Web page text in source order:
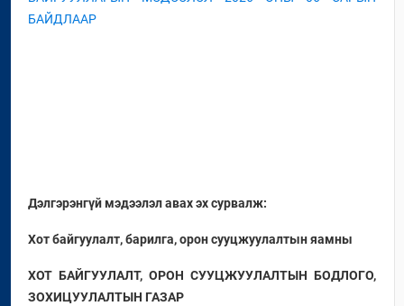
БАЙДЛААР
Дэлгэрэнгүй мэдээлэл авах эх сурвалж:
Хот байгуулалт, барилга, орон сууцжуулалтын яамны
ХОТ БАЙГУУЛАЛТ, ОРОН СУУЦЖУУЛАЛТЫН БОДЛОГО,
ЗОХИЦУУЛАЛТЫН ГАЗАР